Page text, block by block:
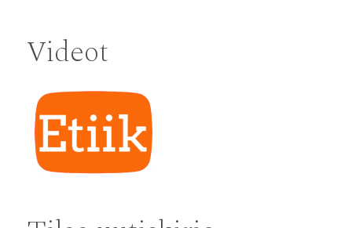
Videot